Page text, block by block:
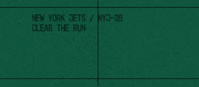
Skip
main
content